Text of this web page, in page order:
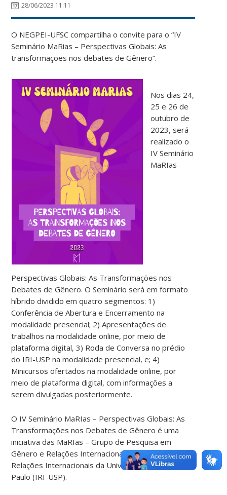
28/06/2023 11:11
O NEGPEI-UFSC compartilha o convite para o “IV
Seminário MaRias – Perspectivas Globais: As
transformações nos debates de Gênero”.
Nos dias 24,
25 e 26 de
outubro de
2023, será
realizado o
IV Seminário
MaRIas
Perspectivas Globais: As Transformações nos
Debates de Gênero. O Seminário será em formato
híbrido dividido em quatro segmentos: 1)
Conferência de Abertura e Encerramento na
modalidade presencial; 2) Apresentações de
trabalhos na modalidade online, por meio de
plataforma digital, 3) Roda de Conversa no prédio
do IRI-USP na modalidade presencial, e; 4)
Minicursos ofertados na modalidade online, por
meio de plataforma digital, com informações a
serem divulgadas posteriormente.
O IV Seminário MaRIas – Perspectivas Globais: As
Transformações nos Debates de Gênero é uma
iniciativa das MaRIas – Grupo de Pesquisa em
Gênero e Relações Internacionais do Instituto de
Relações Internacionais da Universidade de São
Paulo (IRI-USP).